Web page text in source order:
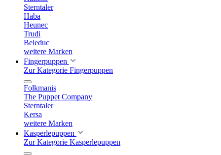
Sterntaler
Haba
Heunec
Trudi
Beleduc
weitere Marken
Fingerpuppen
Zur Kategorie Fingerpuppen
Folkmanis
The Puppet Company
Sterntaler
Kersa
weitere Marken
Kasperlepuppen
Zur Kategorie Kasperlepuppen